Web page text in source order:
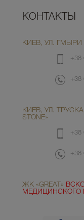
КОНТАКТЫ
КИЕВ, УЛ. ГМЫРИ
+38
+38
КИЕВ, УЛ.
STONE»
+38
+38
ЖК «GREAT»
МЕДИЦИНСКОГО